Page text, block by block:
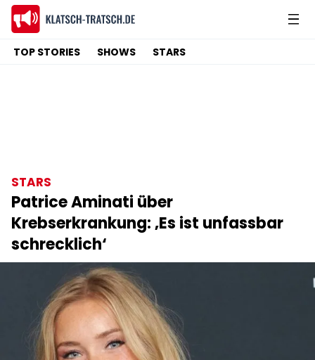
TOP STORIES SHOWS STARS
STARS
Patrice Aminati über
Krebserkrankung: ‚Es ist unfassbar
schrecklich‘